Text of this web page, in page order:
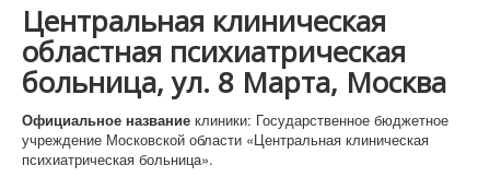
Роддома и женские консультации
Диспансеры
Лучшие специализированные клиники
Отзывы пациентов
Центральная клиническая
областная психиатрическая
больница, ул. 8 Марта, Москва
Официальное название клиники: Государственное бюджетное
учреждение Московской области «Центральная клиническая
психиатрическая больница».